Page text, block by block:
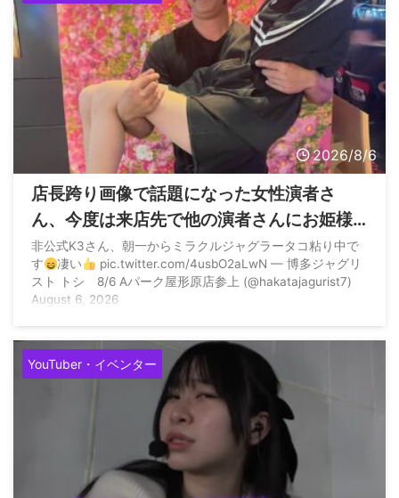
2026/8/6
店長跨り画像で話題になった女性演者さ
ん、今度は来店先で他の演者さんにお姫様
抱っこをしていただく
非公式K3さん、朝一からミラクルジャグラータコ粘り中で
す
凄い
pic.twitter.com/4usbO2aLwN — 博多ジャグリ
スト トシ 8/6 Aパーク屋形原店参上 (@hakatajagurist7)
August 6, 2026
YouTuber・イベンター